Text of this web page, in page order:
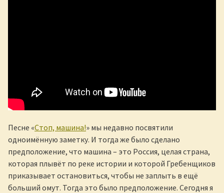
Песне «Стоп, машина!» мы недавно посвятили
одноимённую заметку. И тогда же было сделано
предположение, что машина – это Россия, целая страна,
которая плывёт по реке истории и которой Гребенщиков
приказывает остановиться, чтобы не заплыть в ещё
больший омут. Тогда это было предположение. Сегодня я